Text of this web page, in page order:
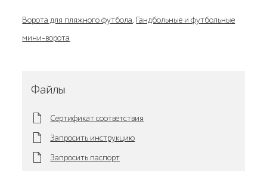
Ворота для пляжного футбола, Гандбольные и футбольные
мини-ворота
Файлы
Сертификат соответствия
Запросить инструкцию
Запросить паспорт